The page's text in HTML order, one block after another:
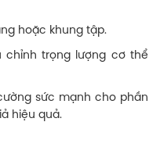
hoặc khung tập.
chỉnh trọng lượng cơ thể
sức mạnh cho phần
hiệu quả.